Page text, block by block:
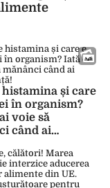
histamina și care
în organism?
voie să
când ai